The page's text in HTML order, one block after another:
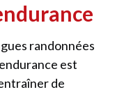
randonnées
est
de